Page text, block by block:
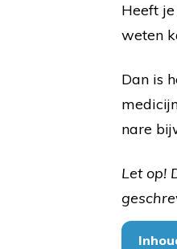
Heeft
weten
Dan is
nare
Let op!